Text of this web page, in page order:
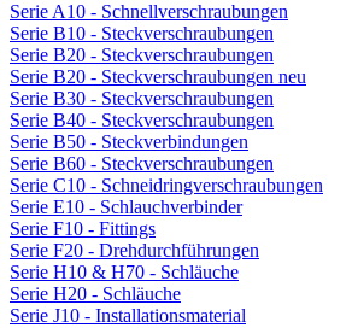
Serie A10 - Schnellverschraubungen
Serie B10 - Steckverschraubungen
Serie B20 - Steckverschraubungen
Serie B20 - Steckverschraubungen neu
Serie B30 - Steckverschraubungen
Serie B40 - Steckverschraubungen
Serie B50 - Steckverbindungen
Serie B60 - Steckverschraubungen
Serie C10 - Schneidringverschraubungen
Serie E10 - Schlauchverbinder
Serie F10 - Fittings
Serie F20 - Drehdurchführungen
Serie H10 & H70 - Schläuche
Serie H20 - Schläuche
Serie J10 - Installationsmaterial